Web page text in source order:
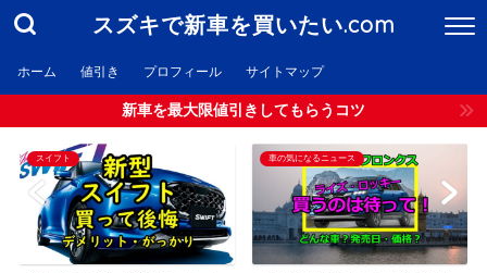
スズキで新車を買いたい.com
ホーム 値引き プロフィール サイトマップ
新車を最大限値引きしてもらうコツ
スイフト 車の気になるニュース